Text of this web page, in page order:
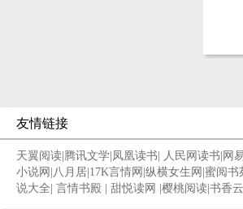
友情链接
天翼阅读 腾讯文学 凤凰读书 人民网读书 网
小说网 八月居 17K言情网 纵横女生网 蜜阅书
说大全 言情书殿 甜悦读网 樱桃阅读 书香